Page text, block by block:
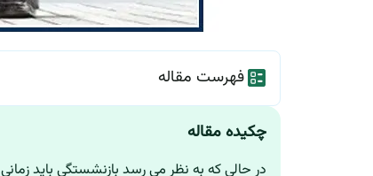
فهرست مقاله
چکیده مقاله
در حالی که به نظر می رسد بازنشستگی باید